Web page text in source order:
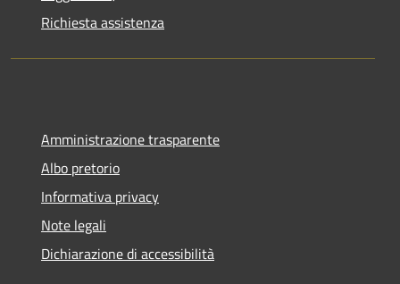
Richiesta assistenza
Amministrazione trasparente
Albo pretorio
Informativa privacy
Note legali
Dichiarazione di accessibilità